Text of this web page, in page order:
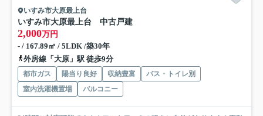
いすみ市大原最上台
いすみ市大原最上台 中古戸建
2,000万円
- / 167.89㎡ / 5LDK /築30年
外房線「大原」駅 徒歩9分
都市ガス 陽当り良好 収納豊富
バス・トイレ別
室内洗濯機置場
バルコニー